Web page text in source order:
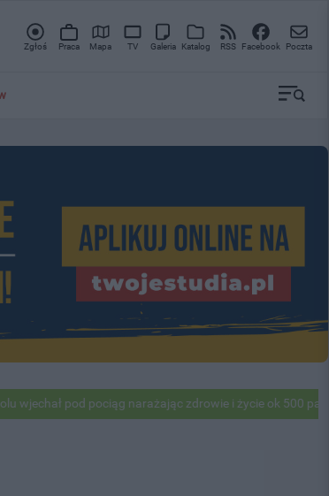
Zgłoś Praca Mapa TV Galeria Katalog RSS Facebook Poczta
pod pociąg narażając zdrowie i życie ok 500